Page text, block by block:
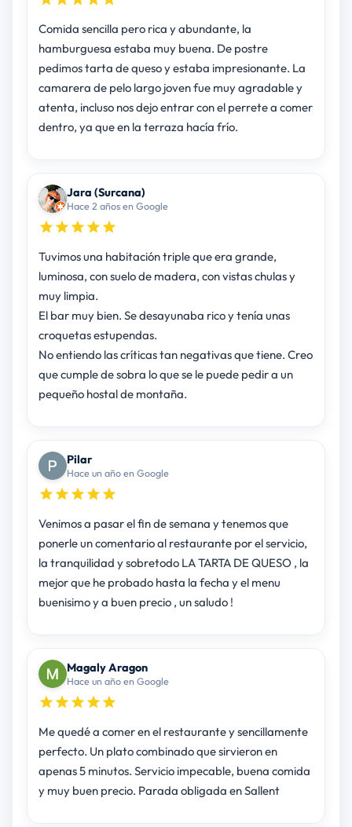
Comida sencilla pero rica y abundante, la
hamburguesa estaba muy buena. De postre
pedimos tarta de queso y estaba impresionante. La
camarera de pelo largo joven fue muy agradable y
atenta, incluso nos dejo entrar con el perrete a comer
dentro, ya que en la terraza hacía frío.
Jara (Surcana)
Hace 2 años en Google
Tuvimos una habitación triple que era grande,
luminosa, con suelo de madera, con vistas chulas y
muy limpia.
El bar muy bien. Se desayunaba rico y tenía unas
croquetas estupendas.
No entiendo las críticas tan negativas que tiene. Creo
que cumple de sobra lo que se le puede pedir a un
pequeño hostal de montaña.
Pilar
Hace un año en Google
Venimos a pasar el fin de semana y tenemos que
ponerle un comentario al restaurante por el servicio,
la tranquilidad y sobretodo LA TARTA DE QUESO , la
mejor que he probado hasta la fecha y el menu
buenisimo y a buen precio , un saludo !
Magaly Aragon
Hace un año en Google
Me quedé a comer en el restaurante y sencillamente
perfecto. Un plato combinado que sirvieron en
apenas 5 minutos. Servicio impecable, buena comida
y muy buen precio. Parada obligada en Sallent